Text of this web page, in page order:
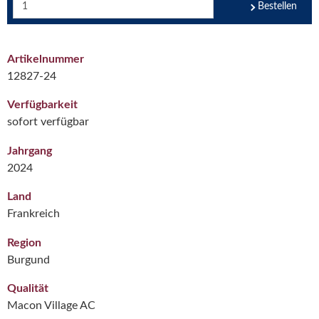
Bestellen
Artikelnummer
12827-24
Verfügbarkeit
sofort verfügbar
Jahrgang
2024
Land
Frankreich
Region
Burgund
Qualität
Macon Village AC